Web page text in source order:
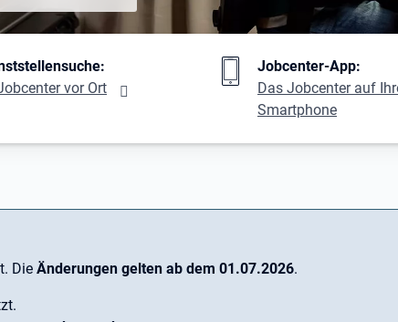
vor Ort
Jobcenter-App:
Das Jobcenter auf
Smartphone
Die Änderungen gelten ab dem 01.07.2026.